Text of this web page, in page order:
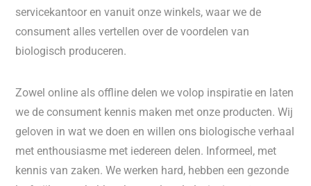
servicekantoor en vanuit onze winkels, waar we de
consument alles vertellen over de voordelen van
biologisch produceren.
Zowel online als offline delen we volop inspiratie en laten
we de consument kennis maken met onze producten. Wij
geloven in wat we doen en willen ons biologische verhaal
met enthousiasme met iedereen delen. Informeel, met
kennis van zaken. We werken hard, hebben een gezonde